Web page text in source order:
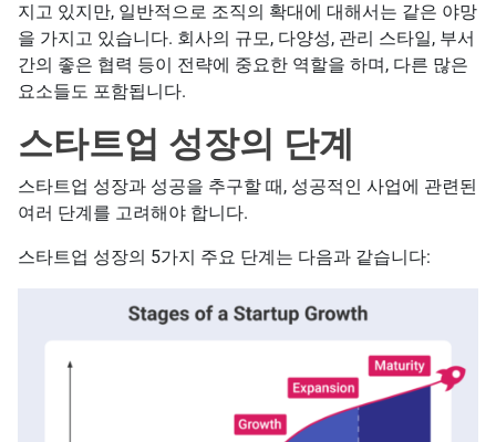
지고 있지만, 일반적으로 조직의 확대에 대해서는 같은 야망
을 가지고 있습니다. 회사의 규모, 다양성, 관리 스타일, 부서
간의 좋은 협력 등이 전략에 중요한 역할을 하며, 다른 많은
요소들도 포함됩니다.
스타트업 성장의 단계
스타트업 성장과 성공을 추구할 때, 성공적인 사업에 관련된
여러 단계를 고려해야 합니다.
스타트업 성장의 5가지 주요 단계는 다음과 같습니다: